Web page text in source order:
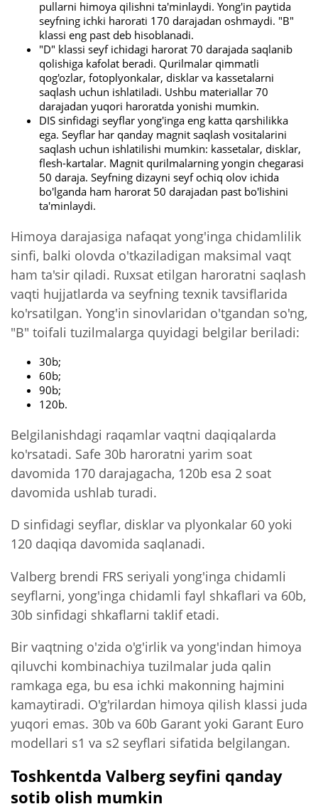
pullarni himoya qilishni ta'minlaydi. Yong'in paytida
seyfning ichki harorati 170 darajadan oshmaydi. "B"
klassi eng past deb hisoblanadi.
"D" klassi seyf ichidagi harorat 70 darajada saqlanib
qolishiga kafolat beradi. Qurilmalar qimmatli
qog'ozlar, fotoplyonkalar, disklar va kassetalarni
saqlash uchun ishlatiladi. Ushbu materiallar 70
darajadan yuqori haroratda yonishi mumkin.
DIS sinfidagi seyflar yong'inga eng katta qarshilikka
ega. Seyflar har qanday magnit saqlash vositalarini
saqlash uchun ishlatilishi mumkin: kassetalar, disklar,
flesh-kartalar. Magnit qurilmalarning yongin chegarasi
50 daraja. Seyfning dizayni seyf ochiq olov ichida
bo'lganda ham harorat 50 darajadan past bo'lishini
ta'minlaydi.
Himoya darajasiga nafaqat yong'inga chidamlilik
sinfi, balki olovda o'tkaziladigan maksimal vaqt
ham ta'sir qiladi. Ruxsat etilgan haroratni saqlash
vaqti hujjatlarda va seyfning texnik tavsiflarida
ko'rsatilgan. Yong'in sinovlaridan o'tgandan so'ng,
"B" toifali tuzilmalarga quyidagi belgilar beriladi:
30b;
60b;
90b;
120b.
Belgilanishdagi raqamlar vaqtni daqiqalarda
ko'rsatadi. Safe 30b haroratni yarim soat
davomida 170 darajagacha, 120b esa 2 soat
davomida ushlab turadi.
D sinfidagi seyflar, disklar va plyonkalar 60 yoki
120 daqiqa davomida saqlanadi.
Valberg brendi FRS seriyali yong'inga chidamli
seyflarni, yong'inga chidamli fayl shkaflari va 60b,
30b sinfidagi shkaflarni taklif etadi.
Bir vaqtning o'zida o'g'irlik va yong'indan himoya
qiluvchi kombinachiya tuzilmalar juda qalin
ramkaga ega, bu esa ichki makonning hajmini
kamaytiradi. O'g'rilardan himoya qilish klassi juda
yuqori emas. 30b va 60b Garant yoki Garant Euro
modellari s1 va s2 seyflari sifatida belgilangan.
Toshkentda Valberg seyfini qanday
sotib olish mumkin